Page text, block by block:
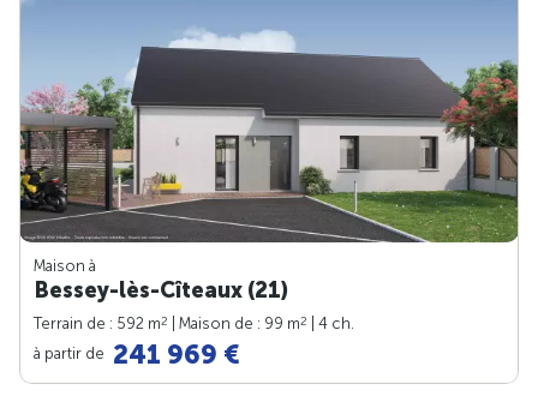
Maison à
Bessey-lès-Cîteaux (21)
Terrain de : 592 m2 | Maison de : 99 m2
| 4 ch.
à partir de 241 969 €